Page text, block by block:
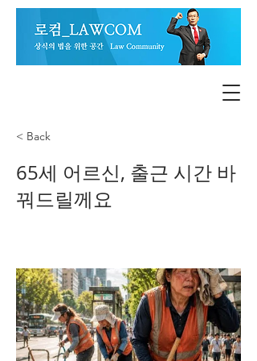
< Back
65세 어르신, 출근 시간 바
꿔드릴께요